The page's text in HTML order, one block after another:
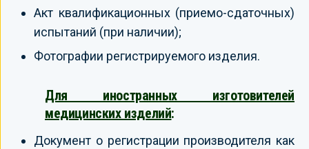
Акт квалификационных (приемо-сдаточных)
испытаний (при наличии);
Фотографии регистрируемого изделия.
Для иностранных изготовителей
медицинских изделий:
Документ о регистрации производителя как